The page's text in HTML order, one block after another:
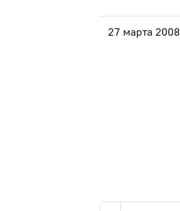
27 марта 2008